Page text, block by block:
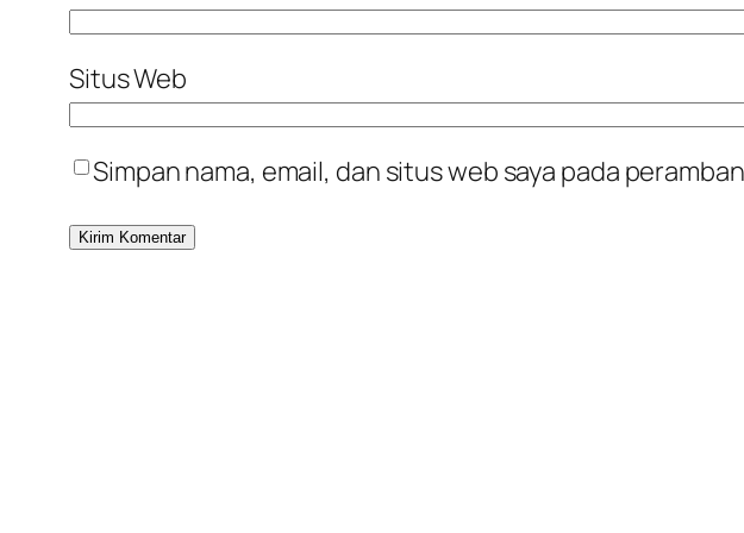
Situs Web
Simpan nama, email, dan situs web saya pada